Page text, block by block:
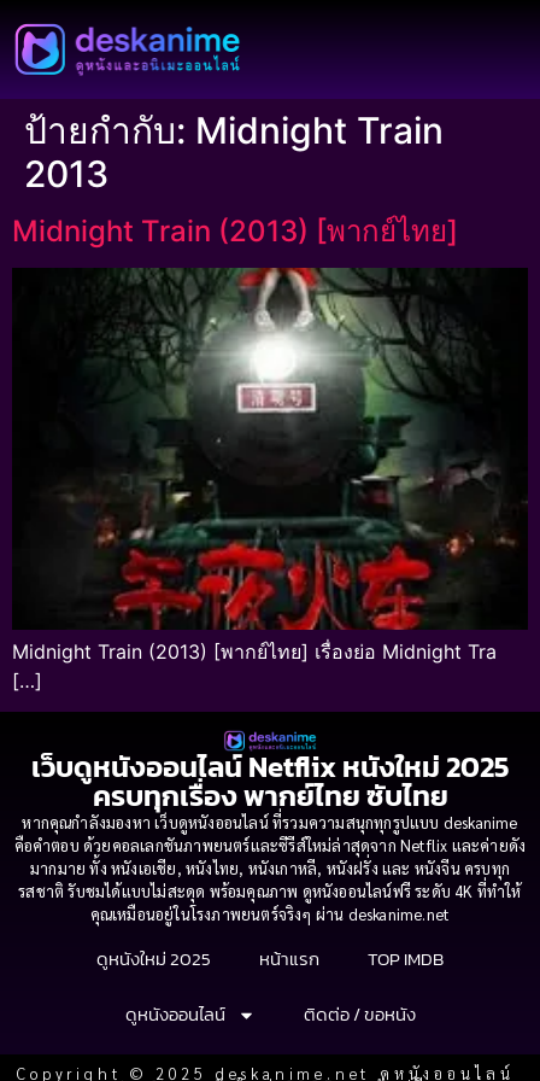
ป้ายกำกับ: Midnight Train
2013
Midnight Train (2013) [พากย์ไทย]
Midnight Train (2013) [พากย์ไทย] เรื่องย่อ Midnight Tra
[…]
เว็บดูหนังออนไลน์ Netflix หนังใหม่ 2025
ครบทุกเรื่อง พากย์ไทย ซับไทย
หากคุณกำลังมองหา เว็บดูหนังออนไลน์ ที่รวมความสนุกทุกรูปแบบ deskanime
คือคำตอบ ด้วยคอลเลกชันภาพยนตร์และซีรีส์ใหม่ล่าสุดจาก Netflix และค่ายดัง
มากมาย ทั้ง หนังเอเชีย, หนังไทย, หนังเกาหลี, หนังฝรั่ง และ หนังจีน ครบทุก
รสชาติ รับชมได้แบบไม่สะดุด พร้อมคุณภาพ ดูหนังออนไลน์ฟรี ระดับ 4K ที่ทำให้
คุณเหมือนอยู่ในโรงภาพยนตร์จริงๆ ผ่าน deskanime.net
ดูหนังใหม่ 2025 หน้าแรก
TOP IMDB
ดูหนังออนไลน์
ติดต่อ / ขอหนัง
Copyright © 2025 deskanime.net ดูหนังออนไลน์